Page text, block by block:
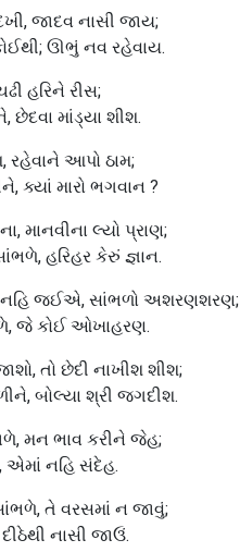
જાદવ નાસી જાય;
ઊભું નવ રહેવાય.
હરિને રીસ;
છેદવા માંડ્યા શીશ.
રહેવાને આપો ઠામ;
ક્યાં મારો ભગવાન ?
માનવીના લ્યો પ્રાણ;
હરિહર કેરું જ્ઞાન.
નહિ જઈએ, સાંભળો અશરણશરણ;
જે કોઈ ઓખાહરણ.
તો છેદી નાખીશ શીશ;
બોલ્યા શ્રી જગદીશ.
મન ભાવ કરીને જેહ;
એમાં નહિ સંદેહ.
તે વરસમાં ન જાવું;
નાસી જાઉં.